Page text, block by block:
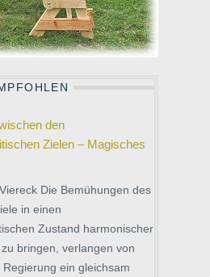
den
Zielen – Magisches
Die Bemühungen des
in einen
Zustand harmonischer
bringen, verlangen von
ein gleichsam